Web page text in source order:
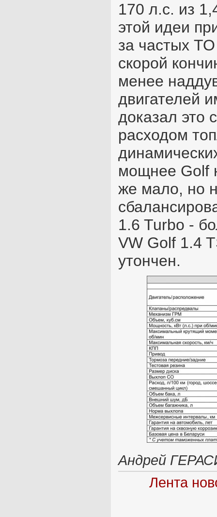
170 л.с. из
этой идеи
за частых
скорой
менее
двигателей
доказал это
расходом
мощнее Golf
же мало, но
1.6 Turbo -
VW Golf 1.4
утончен.
Андрей
Лента